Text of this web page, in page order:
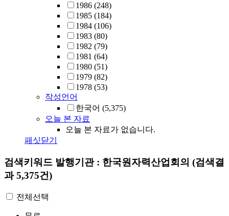
1986 (248)
1985 (184)
1984 (106)
1983 (80)
1982 (79)
1981 (64)
1980 (51)
1979 (82)
1978 (53)
작성언어
한국어 (5,375)
오늘 본 자료
오늘 본 자료가 없습니다.
패싯닫기
검색키워드 발행기관 : 한국원자력산업회의 (검색결
과 5,375건)
전체선택